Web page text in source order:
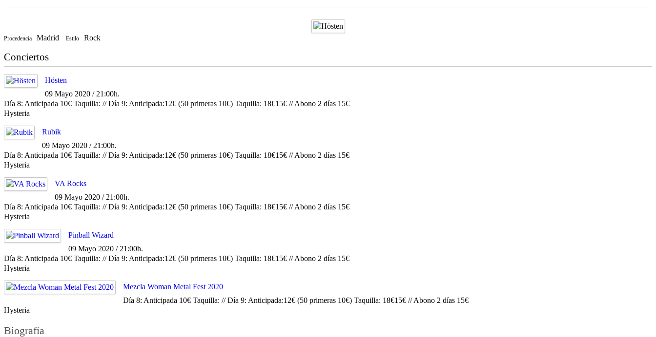
Procedencia Madrid Estilo Rock
Conciertos
Hösten
09 Mayo 2020 / 21:00h.
Día 8: Anticipada 10€ Taquilla: // Día 9: Anticipada:12€ (50 primeras 10€) Taquilla: 18€15€ // Abono 2 días 15€
Hysteria
Rubik
09 Mayo 2020 / 21:00h.
Día 8: Anticipada 10€ Taquilla: // Día 9: Anticipada:12€ (50 primeras 10€) Taquilla: 18€15€ // Abono 2 días 15€
Hysteria
VA Rocks
09 Mayo 2020 / 21:00h.
Día 8: Anticipada 10€ Taquilla: // Día 9: Anticipada:12€ (50 primeras 10€) Taquilla: 18€15€ // Abono 2 días 15€
Hysteria
Pinball Wizard
09 Mayo 2020 / 21:00h.
Día 8: Anticipada 10€ Taquilla: // Día 9: Anticipada:12€ (50 primeras 10€) Taquilla: 18€15€ // Abono 2 días 15€
Hysteria
Mezcla Woman Metal Fest 2020
Día 8: Anticipada 10€ Taquilla: // Día 9: Anticipada:12€ (50 primeras 10€) Taquilla: 18€15€ // Abono 2 días 15€
Hysteria
Biografía